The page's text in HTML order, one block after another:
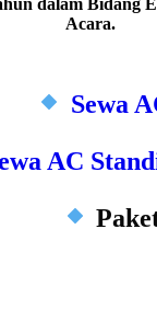
dalam Bidang
Acara.
Sewa
AC